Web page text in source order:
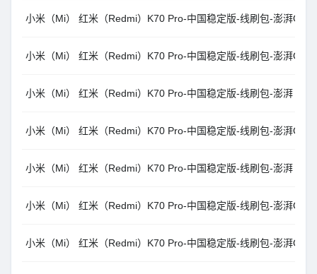
小米（Mi） 红米（Redmi）K70 Pro-中国稳定版-线刷包-澎湃
小米（Mi） 红米（Redmi）K70 Pro-中国稳定版-线刷包-澎湃
小米（Mi） 红米（Redmi）K70 Pro-中国稳定版-线刷包-澎湃
小米（Mi） 红米（Redmi）K70 Pro-中国稳定版-线刷包-澎湃
小米（Mi） 红米（Redmi）K70 Pro-中国稳定版-线刷包-澎湃
小米（Mi） 红米（Redmi）K70 Pro-中国稳定版-线刷包-澎湃
小米（Mi） 红米（Redmi）K70 Pro-中国稳定版-线刷包-澎湃